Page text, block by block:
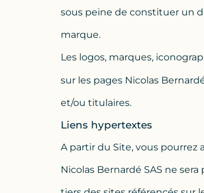
sous peine de constituer un
marque.
Les logos, marques,
sur les pages Nicolas
et/ou titulaires.
Liens hypertextes
A partir du Site, vous pourrez
Nicolas Bernardé SAS ne